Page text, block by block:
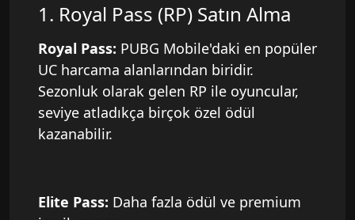
1. Royal Pass (RP) Satın Alma
Royal Pass: PUBG Mobile'daki en popüler
UC harcama alanlarından biridir.
Sezonluk olarak gelen RP ile oyuncular,
seviye atladıkça birçok özel ödül
kazanabilir.
Elite Pass: Daha fazla ödül ve premium